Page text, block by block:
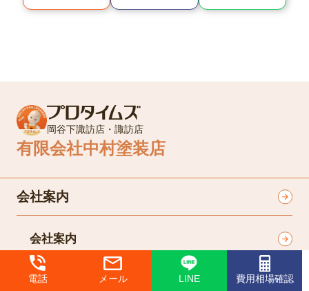
岡谷下諏訪店・諏訪店
有限会社中村塗装店
会社案内
会社案内
プロタイムズとは
電話 メール LINE 費用相場確認